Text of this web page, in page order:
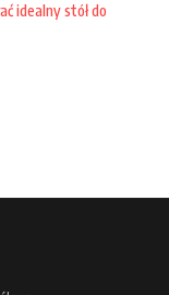
idealny stół do